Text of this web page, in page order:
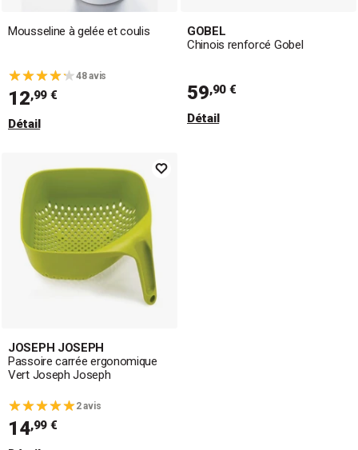
Mousseline à gelée et coulis
48 avis
12,99 €
Détail
GOBEL
Chinois renforcé Gobel
59,90 €
Détail
JOSEPH JOSEPH
Passoire carrée ergonomique
Vert Joseph Joseph
2 avis
14,99 €